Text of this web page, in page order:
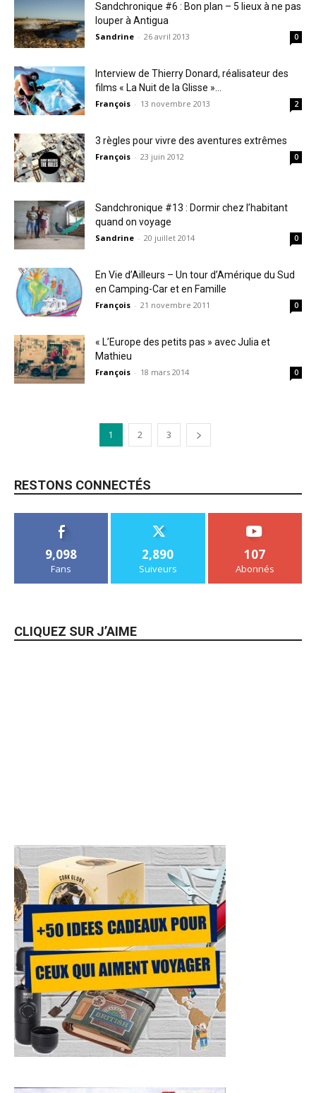
Sandchronique #6 : Bon plan – 5 lieux à ne pas
louper à Antigua
Sandrine - 26 avril 2013 0
Interview de Thierry Donard, réalisateur des
films « La Nuit de la Glisse »...
François - 13 novembre 2013 2
3 règles pour vivre des aventures extrêmes
François - 23 juin 2012 0
Sandchronique #13 : Dormir chez l’habitant
quand on voyage
Sandrine - 20 juillet 2014 0
En Vie d’Ailleurs – Un tour d’Amérique du Sud
en Camping-Car et en Famille
François - 21 novembre 2011 0
« L’Europe des petits pas » avec Julia et
Mathieu
François - 18 mars 2014 0
1 2 3
RESTONS CONNECTÉS
9,098
Fans
2,890
Suiveurs
107
Abonnés
CLIQUEZ SUR J’AIME